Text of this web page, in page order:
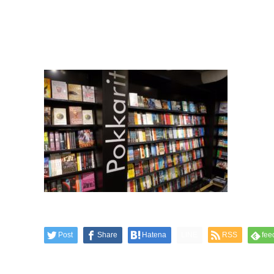
Post Share Hatena RSS